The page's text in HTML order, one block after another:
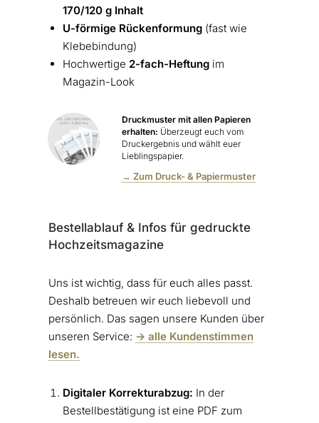
170/120 g Inhalt
U-förmige Rückenformung(fast wie
Klebebindung)
Hochwertige 2-fach-Heftungim
Magazin-Look
Druckmuster mit allen Papieren
erhalten: Überzeugt euch vom
Druckergebnis und wählt euer
Lieblingspapier.
→ Zum Druck- & Papiermuster
Bestellablauf & Infos für gedruckte
Hochzeitsmagazine
Uns ist wichtig, dass für euch alles passt.
Deshalb betreuen wir euch liebevoll und
persönlich. Das sagen unsere Kunden über
unseren Service: -> alle Kundenstimmen
lesen.
Digitaler Korrekturabzug: In der
Bestellbestätigung ist eine PDF zum